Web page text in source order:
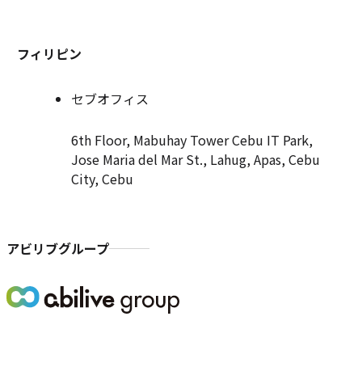
フィリピン
セブオフィス
6th Floor, Mabuhay Tower Cebu IT Park,
Jose Maria del Mar St., Lahug, Apas, Cebu
City, Cebu
アビリブグループ